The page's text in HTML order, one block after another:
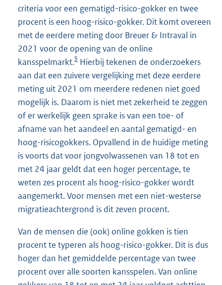
criteria voor een gematigd-risico-gokker en twee
procent is een hoog-risico-gokker. Dit komt overeen
met de eerdere meting door Breuer & Intraval in
2021 voor de opening van de online
kansspelmarkt.5 Hierbij tekenen de onderzoekers
aan dat een zuivere vergelijking met deze eerdere
meting uit 2021 om meerdere redenen niet goed
mogelijk is. Daarom is niet met zekerheid te zeggen
of er werkelijk geen sprake is van een toe- of
afname van het aandeel en aantal gematigd- en
hoog-risicogokkers. Opvallend in de huidige meting
is voorts dat voor jongvolwassenen van 18 tot en
met 24 jaar geldt dat een hoger percentage, te
weten zes procent als hoog-risico-gokker wordt
aangemerkt. Voor mensen met een niet-westerse
migratieachtergrond is dit zeven procent.
Van de mensen die (ook) online gokken is tien
procent te typeren als hoog-risico-gokker. Dit is dus
hoger dan het gemiddelde percentage van twee
procent over alle soorten kansspelen. Van online